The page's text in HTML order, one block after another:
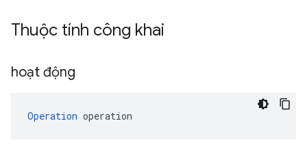
Thuộc tính công khai
hoạt động
Operation operation